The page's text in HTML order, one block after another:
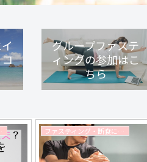
グループファステ
ィングの参加はこ
ちら
コラム ファスティング・断食に関するコラム